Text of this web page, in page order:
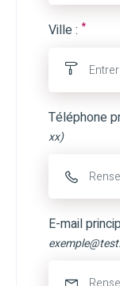
Ville : *
Téléphone
xx)
E-mail